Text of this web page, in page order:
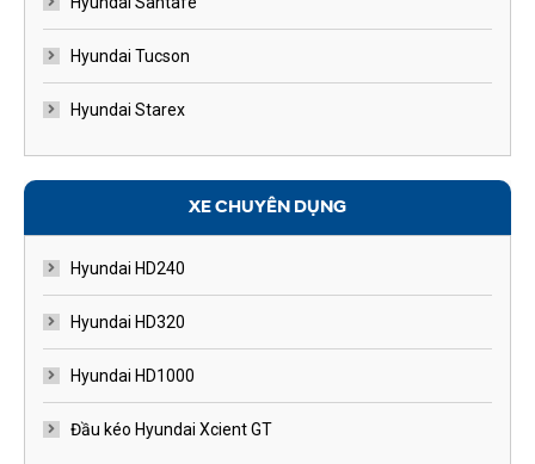
Hyundai Tucson
Hyundai Starex
XE CHUYÊN DỤNG
Hyundai HD240
Hyundai HD320
Hyundai HD1000
Đầu kéo Hyundai Xcient GT